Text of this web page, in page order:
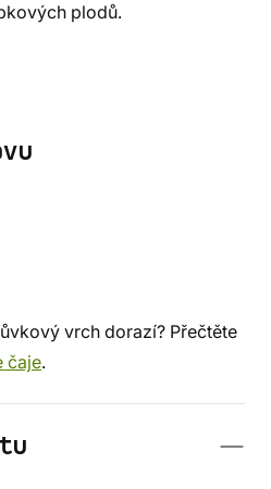
plodů.
vrch dorazí? Přečtěte
čaje.